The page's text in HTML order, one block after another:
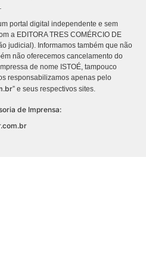
portal digital independente e sem
a EDITORA TRES COMÉRCIO DE
judicial). Informamos também que não
não oferecemos cancelamento do
de nome ISTOÉ, tampouco
responsabilizamos apenas pelo
” e seus respectivos sites.
de Imprensa: